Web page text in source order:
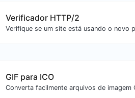
Verificador HTTP/2
GIF para ICO